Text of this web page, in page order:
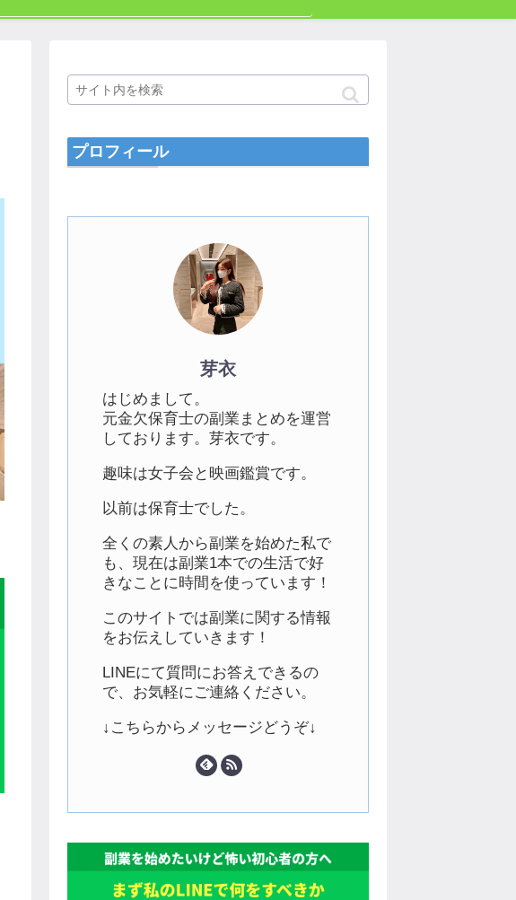
プロフィール
芽衣
はじめまして。
元金欠保育士の副業まとめを運営
しております。芽衣です。
趣味は女子会と映画鑑賞です。
以前は保育士でした。
全くの素人から副業を始めた私で
も、現在は副業1本での生活で好
きなことに時間を使っています！
このサイトでは副業に関する情報
をお伝えしていきます！
LINEにて質問にお答えできるの
で、お気軽にご連絡ください。
↓こちらからメッセージどうぞ↓